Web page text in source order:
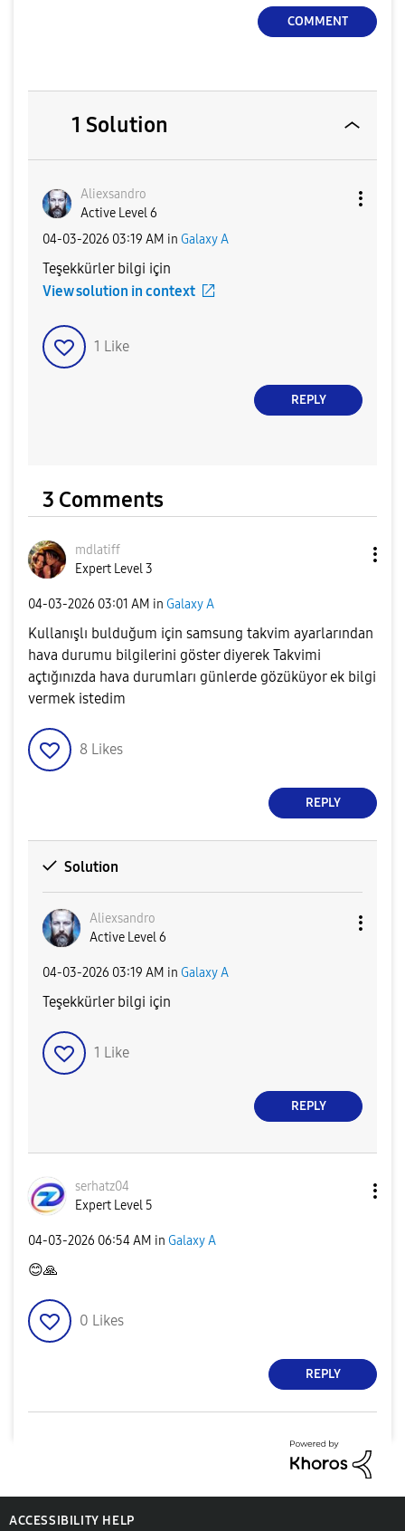
COMMENT
1 Solution
Aliexsandro
Active Level 6
‎04-03-2026 03:19 AM in Galaxy A
Teşekkürler bilgi için
View solution in context
1 Like
REPLY
3 Comments
mdlatiff
Expert Level 3
‎04-03-2026 03:01 AM in Galaxy A
Kullanışlı bulduğum için samsung takvim ayarlarından
hava durumu bilgilerini göster diyerek Takvimi
açtığınızda hava durumları günlerde gözüküyor ek bilgi
vermek istedim
8 Likes
REPLY
Solution
Aliexsandro
Active Level 6
‎04-03-2026 03:19 AM in Galaxy A
Teşekkürler bilgi için
1 Like
REPLY
serhatz04
Expert Level 5
‎04-03-2026 06:54 AM in Galaxy A
😊🙏
0 Likes
REPLY
ACCESSIBILITY HELP